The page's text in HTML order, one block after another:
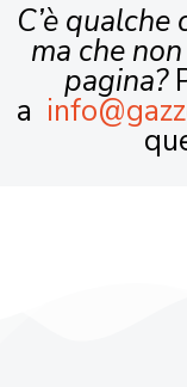
C’è
ma che
pagina?
a